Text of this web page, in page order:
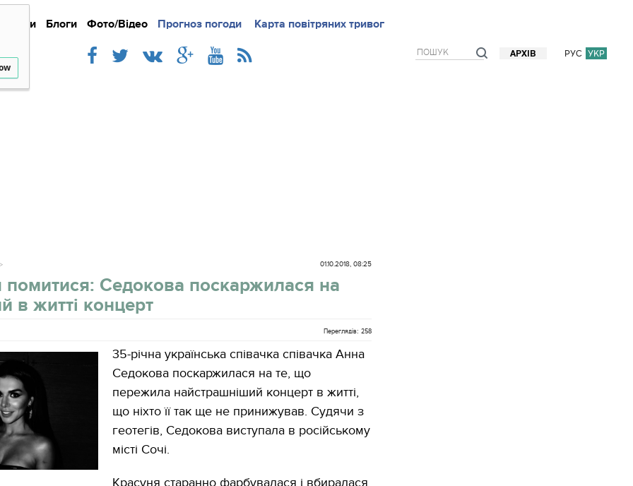
Новини Блоги Фото/Відео Прогноз погоди Карта повітряних тривог
РУС УКР
АРХІВ
Докладно Новини Iнтерв`ю Блоги
01.10.2018, 08:25
помитися: Седокова поскаржилася на
в житті концерт
Переглядів: 258
35-річна українська співачка співачка Анна
Седокова поскаржилася на те, що
пережила найстрашніший концерт в житті,
що ніхто її так ще не принижував. Судячи з
геотегів, Седокова виступала в російському
місті Сочі.
Красуня старанно фарбувалася і вбиралася